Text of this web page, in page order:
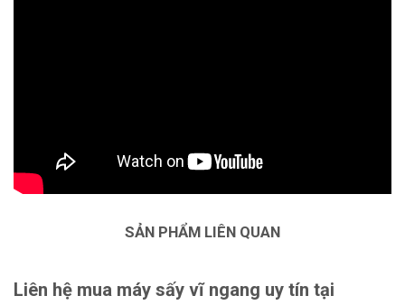
SẢN PHẨM LIÊN QUAN
Liên hệ mua máy sấy vĩ ngang uy tín tại